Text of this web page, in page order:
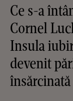
Ce s-a
Cornel
Insula
devenit